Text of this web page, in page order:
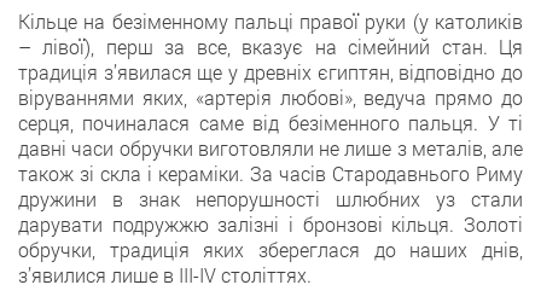
Кільце на безіменному пальці правої руки (у католиків
– лівої), перш за все, вказує на сімейний стан. Ця
традиція з’явилася ще у древніх єгиптян, відповідно до
віруваннями яких, «артерія любові», ведуча прямо до
серця, починалася саме від безіменного пальця. У ті
давні часи обручки виготовляли не лише з металів, але
також зі скла і кераміки. За часів Стародавнього Риму
дружини в знак непорушності шлюбних уз стали
дарувати подружжю залізні і бронзові кільця. Золоті
обручки, традиція яких збереглася до наших днів,
з’явилися лише в III-IV століттях.